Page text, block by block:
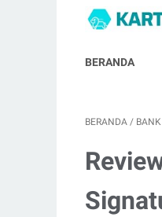
BERANDA
BERANDA /